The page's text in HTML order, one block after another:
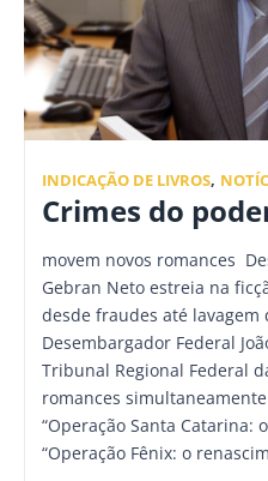
INDICAÇÃO DE LIVROS,
Crimes do
movem novos romances
Gebran Neto estreia na
desde fraudes até lavagem
Desembargador Federal
Tribunal Regional Federal
romances
“Operação Santa Catarina:
“Operação Fênix: o